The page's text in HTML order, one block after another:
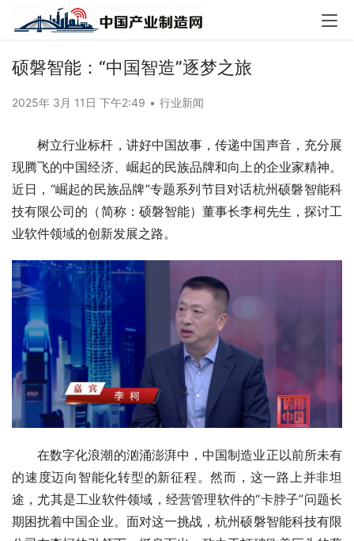
硕磐智能：“中国智造”逐梦之旅
2025年 3月 11日 下午2:49 • 行业新闻
树立行业标杆，讲好中国故事，传递中国声音，充分展
现腾飞的中国经济、崛起的民族品牌和向上的企业家精神。
近日，“崛起的民族品牌”专题系列节目对话杭州硕磐智能科
技有限公司的（简称：硕磐智能）董事长李柯先生，探讨工
业软件领域的创新发展之路。
在数字化浪潮的汹涌澎湃中，中国制造业正以前所未有
的速度迈向智能化转型的新征程。然而，这一路上并非坦
途，尤其是工业软件领域，经营管理软件的“卡脖子”问题长
期困扰着中国企业。面对这一挑战，杭州硕磐智能科技有限